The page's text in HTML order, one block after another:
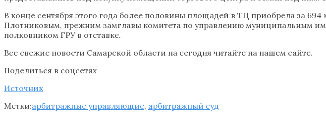
В конце сентября этого года более половины площадей в ТЦ приобрела за
Плотниковым, прежним замглавы комитета по управлению муниципальным
полковником ГРУ в отставке.
Все свежие новости Самарской области на сегодня читайте на нашем сайте.
Поделиться в соцсетях
Источник
Метки:арбитражные управляющие, арбитражный суд